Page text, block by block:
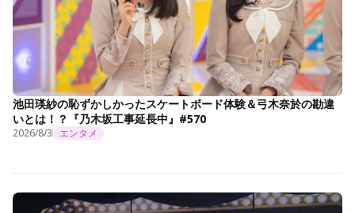
池田瑛紗の恥ずかしかったスケートボード体験＆弓木奈於の勘違
いとは！？『乃木坂工事延長中』#570
2026/8/3 エンタメ